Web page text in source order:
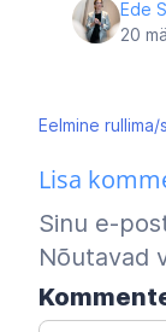
Ede
20
Eelmine rullima/
Lisa
Sinu e-
Nõutavad